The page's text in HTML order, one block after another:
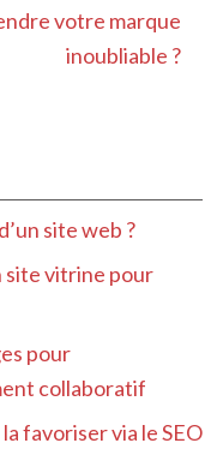
votre marque
inoubliable ?
site web ?
site vitrine pour
pour
collaboratif
favoriser via le SEO